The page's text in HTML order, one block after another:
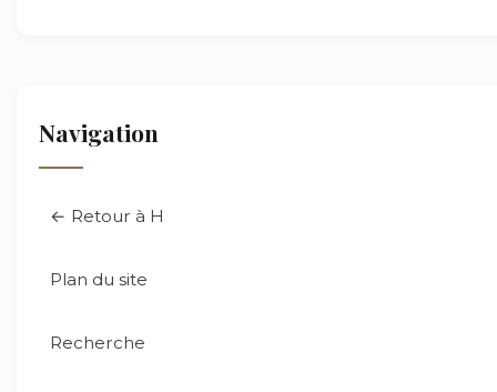
Navigation
← Retour à H
Plan du site
Recherche